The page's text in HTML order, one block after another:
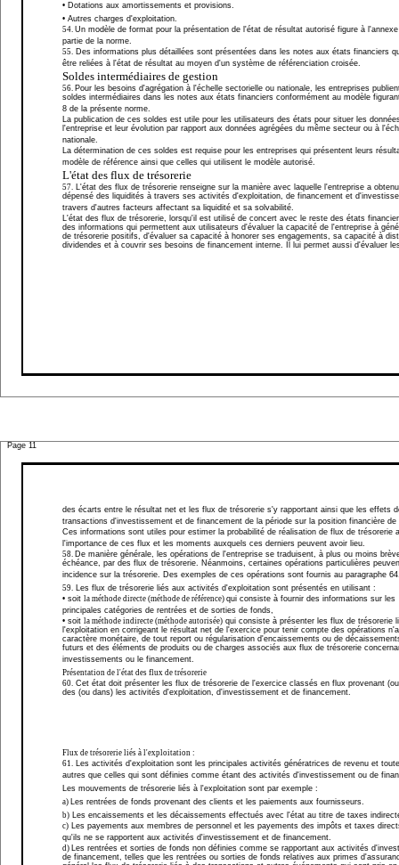
• Dotations aux amortissements et provisions.
• Autres charges d'exploitation.
54. Un modèle de format pour la présentation de l'état de résultat autorisé figure à
partie de la norme.
55. Des informations plus détaillées sont présentées dans les notes aux états financiers
être reliées à l'état de résultat au moyen d'un système de référenciation croisée.
Soldes intermédiaires de gestion
56. Pour les besoins d'agrégation à l'échelle sectorielle ou nationale, les entreprises
soldes intermédiaires dans les notes aux états financiers conformément au modèle
8 de la présente norme.
La publication de ces soldes est utile pour les utilisateurs des états pour situer les
l'entreprise et leur évolution par rapport aux données agrégées du même secteur ou à
nationale.
La détermination de ces soldes est requise pour les entreprises qui présentent leurs
modèle de référence ainsi que celles qui utilisent le modèle autorisé.
L'état des flux de trésorerie
57. L'état des flux de trésorerie renseigne sur la manière avec laquelle l'entreprise a
dépensé des liquidités à travers ses activités d'exploitation, de financement et
travers d'autres facteurs affectant sa liquidité et sa solvabilité.
L'état des flux de trésorerie, lorsqu'il est utilisé de concert avec le reste des états
des informations qui permettent aux utilisateurs d'évaluer la capacité de l'entreprise à
de trésorerie positifs, d'évaluer sa capacité à honorer ses engagements, sa capacité à
dividendes et à couvrir ses besoins de financement interne. Il lui permet aussi d'évaluer
Page 11
des écarts entre le résultat net et les flux de trésorerie s'y rapportant ainsi que les effets
transactions d'investissement et de financement de la période sur la position financière de
Ces informations sont utiles pour estimer la probabilité de réalisation de flux de trésorerie
l'importance de ces flux et les moments auxquels ces derniers peuvent avoir lieu.
58. De manière générale, les opérations de l'entreprise se traduisent, à plus ou moins
échéance, par des flux de trésorerie. Néanmoins, certaines opérations particulières
incidence sur la trésorerie. Des exemples de ces opérations sont fournis au paragraphe
59. Les flux de trésorerie liés aux activités d'exploitation sont présentés en utilisant :
• soit la méthode directe (méthode de référence) qui consiste à fournir des informations sur les
principales catégories de rentrées et de sorties de fonds,
• soit la méthode indirecte (méthode autorisée) qui consiste à présenter les flux de trésorerie
l'exploitation en corrigeant le résultat net de l'exercice pour tenir compte des opérations
caractère monétaire, de tout report ou régularisation d'encaissements ou de
futurs et des éléments de produits ou de charges associés aux flux de trésorerie
investissements ou le financement.
Présentation de l'état des flux de trésorerie
60. Cet état doit présenter les flux de trésorerie de l'exercice classés en flux provenant
des (ou dans) les activités d'exploitation, d'investissement et de financement.
Flux de trésorerie liés à l'exploitation :
61. Les activités d'exploitation sont les principales activités génératrices de revenu et
autres que celles qui sont définies comme étant des activités d'investissement ou de
Les mouvements de trésorerie liés à l'exploitation sont par exemple :
a) Les rentrées de fonds provenant des clients et les paiements aux fournisseurs.
b) Les encaissements et les décaissements effectués avec l'état au titre de taxes
c) Les payements aux membres de personnel et les payements des impôts et taxes
qu'ils ne se rapportent aux activités d'investissement et de financement.
d) Les rentrées et sorties de fonds non définies comme se rapportant aux activités
de financement, telles que les rentrées ou sorties de fonds relatives aux primes